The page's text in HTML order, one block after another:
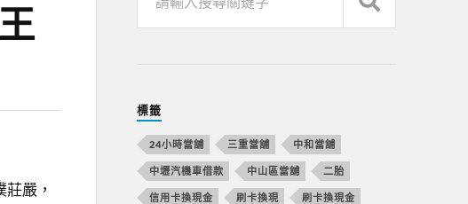
嚴，
標籤
24小時當舖 三重當舖 中和當舖
中壢汽機車借款 中山區當舖 二胎
信用卡換現金 刷卡換現 刷卡換現金